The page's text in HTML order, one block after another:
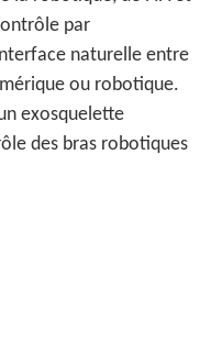
par
naturelle entre
ou robotique.